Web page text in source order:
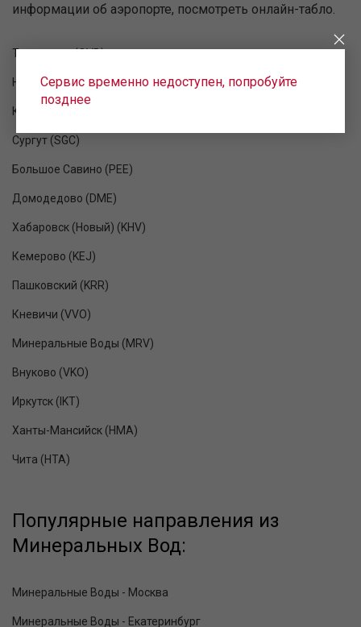
информации об аэропорте, посмотреть онлайн-табло.
Толмачево (OVB)
Нижневартовск (NJC)
Казань (KZN)
Сургут (SGC)
Большое Савино (PEE)
Домодедово (DME)
Хабаровск (Новый) (KHV)
Кемерово (KEJ)
Пашковский (KRR)
Кневичи (VVO)
Минеральные Воды (MRV)
Внуково (VKO)
Иркутск (IKT)
Ханты-Мансийск (HMA)
Чита (HTA)
Популярные направления из
Минеральных Вод:
Минеральные Воды - Москва
Минеральные Воды - Екатеринбург
Сервис временно недоступен, попробуйте
позднее